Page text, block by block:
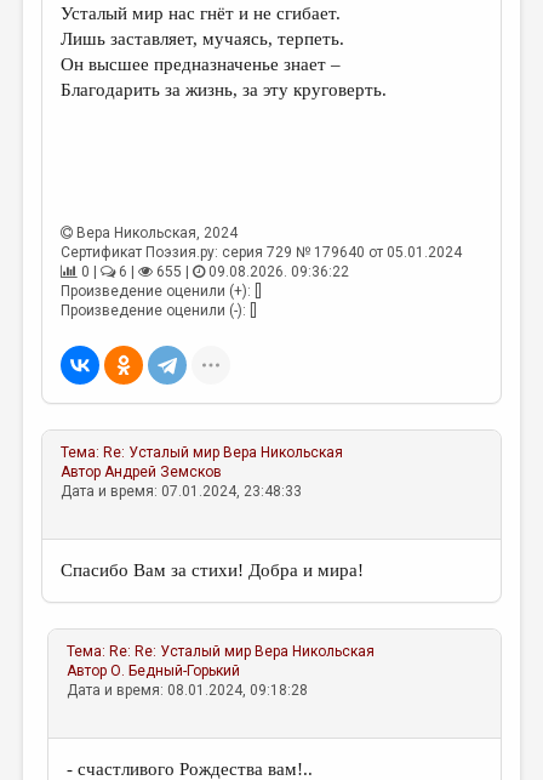
ОБЪЯВЛЕНИЯ
КОЛОНКА РЕДАКТОРА
ЭССЕИСТИКА
ЛИТЕРАТУРОВЕДЕНИЕ
ПУБЛИЦИСТИКА
ЦИКЛЫ ПУБЛИКАЦИЙ
ТРЕДИАКОВСКИЙ
МЕДИА
Усталый мир нас гнёт и не сгибает.
Лишь заставляет, мучаясь, терпеть.
Он высшее предназначенье знает –
Благодарить за жизнь, за эту круговерть.
Вера Никольская, 2024
Сертификат Поэзия.ру: серия 729 № 179640 от 05.01.2024
0 |
6 | 655 |
09.08.2026. 09:36:22
Произведение оценили (+): []
Произведение оценили (-): []
Тема: Re: Усталый мир Вера Никольская
АвторАндрей Земсков
Дата и время: 07.01.2024, 23:48:33
Спасибо Вам за стихи! Добра и мира!
Тема: Re: Re: Усталый мир Вера Никольская
АвторО. Бедный-Горький
Дата и время: 08.01.2024, 09:18:28
- счастливого Рождества вам!..